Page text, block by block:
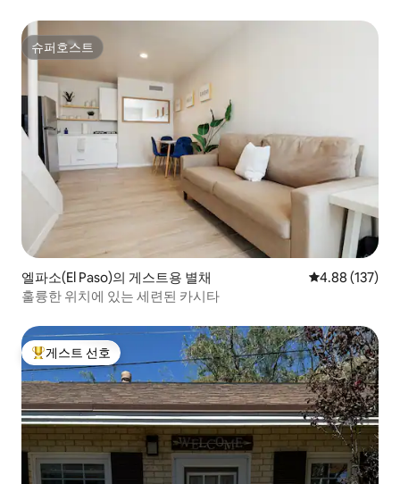
슈퍼호스트
슈퍼호스트
엘파소(El Paso)의 게스트용 별채 평점 4.88점(5
4.88 (137)
훌륭한 위치에 있는 세련된 카시타
상위 게스트 선호
게스트 선호